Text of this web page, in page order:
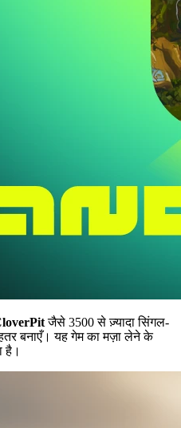
जैसे 3500 से ज़्यादा सिंगल-
बनाएँ। यह गेम का मज़ा लेने के
है।